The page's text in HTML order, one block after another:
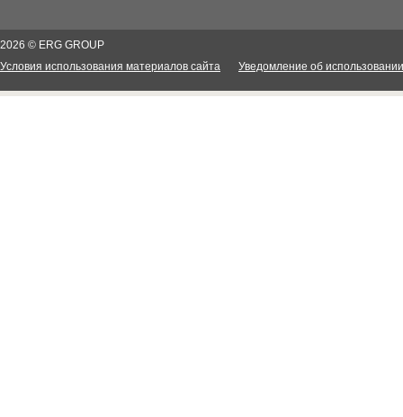
2026 © ERG GROUP
Условия использования материалов сайта
Уведомление об